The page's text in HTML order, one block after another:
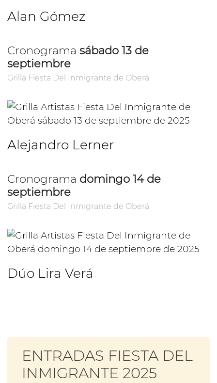
Alan Gómez
Cronograma sábado 13 de
septiembre
Grilla Fiesta Del Inmigrante de Oberá
Alejandro Lerner
Cronograma domingo 14 de
septiembre
Grilla Fiesta Del Inmigrante de Oberá
Dúo Lira Verá
ENTRADAS FIESTA DEL
INMIGRANTE 2025